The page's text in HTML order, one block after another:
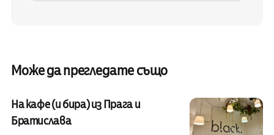
Може да прегледате също
На кафе (и бира) из Прага и
Братислава